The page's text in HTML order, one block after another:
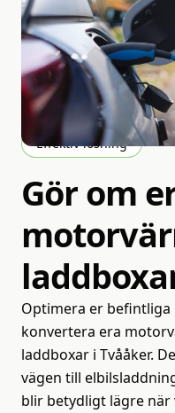
Effektiv lösning
Görom
Optimera er
konvertera era
laddboxar i Tvååker.
vägen till
blir betydligt lägre